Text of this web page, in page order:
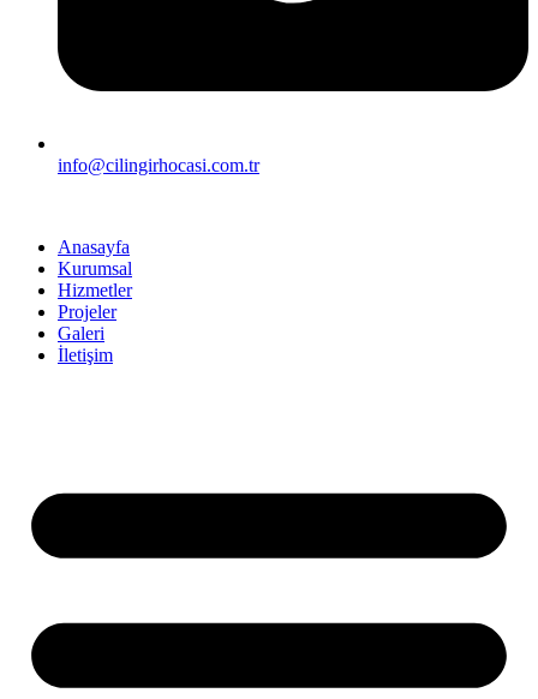
info@cilingirhocasi.com.tr
Anasayfa
Kurumsal
Hizmetler
Projeler
Galeri
İletişim